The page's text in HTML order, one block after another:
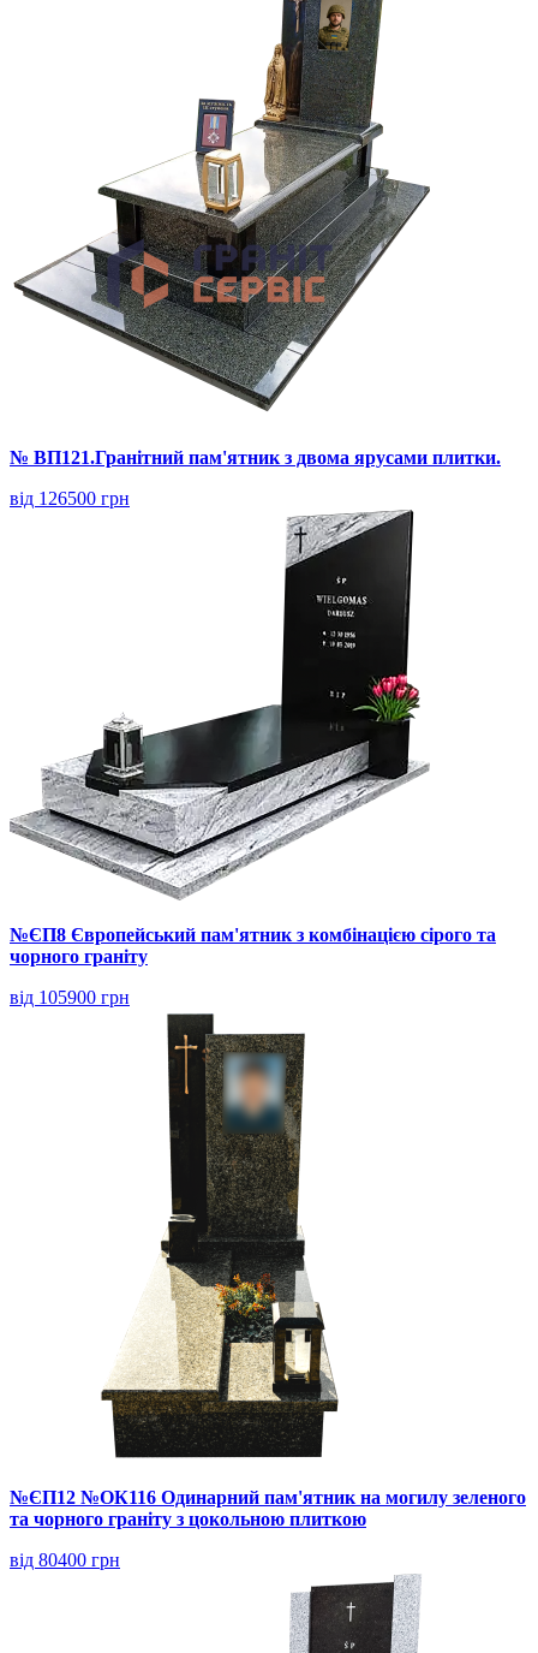
№ ВП121.Гранітний пам'ятник з двома ярусами плитки.
від 126500 грн
№ЄП8 Європейський пам'ятник з комбінацією сірого та
чорного граніту
від 105900 грн
№ЄП12 №ОК116 Одинарний пам'ятник на могилу зеленого
та чорного граніту з цокольною плиткою
від 80400 грн